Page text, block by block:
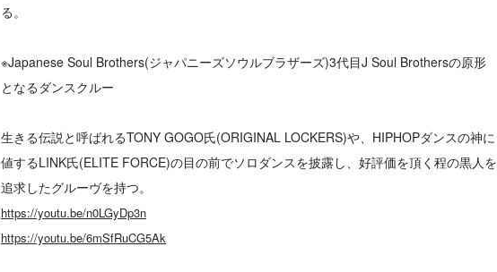
る。
※Japanese Soul Brothers(ジャパニーズソウルブラザーズ)3代目J Soul Brothersの原形
となるダンスクルー
生きる伝説と呼ばれるTONY GOGO氏(ORIGINAL LOCKERS)や、HIPHOPダンスの神に
値するLINK氏(ELITE FORCE)の目の前でソロダンスを披露し、好評価を頂く程の黒人を
追求したグルーヴを持つ。
https://youtu.be/n0LGyDp3n
https://youtu.be/6mSfRuCG5Ak